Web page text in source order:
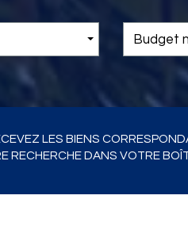
LES BIENS
RECHERCHE DANS VOTRE